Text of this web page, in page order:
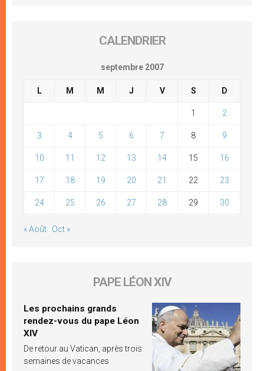
CALENDRIER
septembre 2007
L M M J V S D
1 2
3 4 5 6 7 8 9
10 11 12 13 14 15 16
17 18 19 20 21 22 23
24 25 26 27 28 29 30
« Août Oct »
PAPE LÉON XIV
Les prochains grands
rendez-vous du pape Léon
XIV
De retour au Vatican, après trois
semaines de vacances